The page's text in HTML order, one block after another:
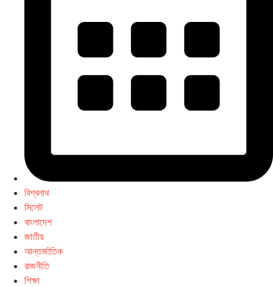
বিশ্বনাথ
সিলেট
বাংলাদেশ
জাতীয়
আন্তর্জাতিক
রাজনীতি
শিক্ষা